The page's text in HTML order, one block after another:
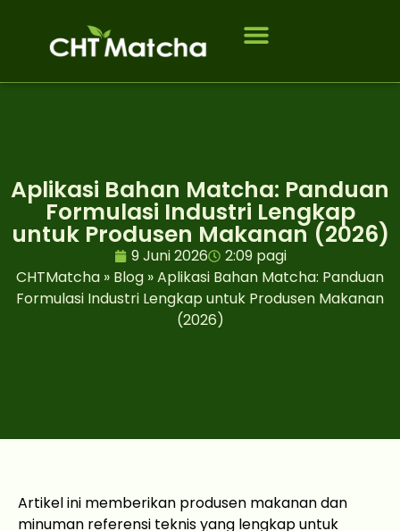
Aplikasi Bahan Matcha: Panduan
Formulasi Industri Lengkap
untuk Produsen Makanan (2026)
9 Juni 2026
2:09 pagi
CHTMatcha » Blog »Aplikasi Bahan Matcha: Panduan
Formulasi Industri Lengkap untuk Produsen Makanan
(2026)
Artikel ini memberikan produsen makanan dan
minuman referensi teknis yang lengkap untuk